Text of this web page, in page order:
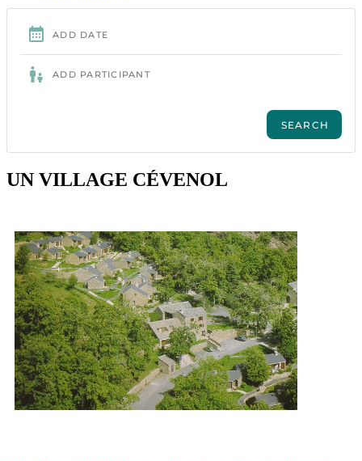
UN VILLAGE CÉVENOL